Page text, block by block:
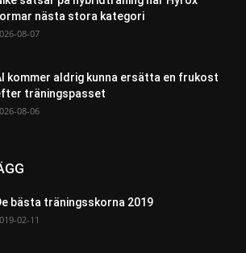
nästa stora kategori
08-07
kommer aldrig kunna ersätta en frukost
träningspasset
08-06
bästa träningsskorna 2019
02-11